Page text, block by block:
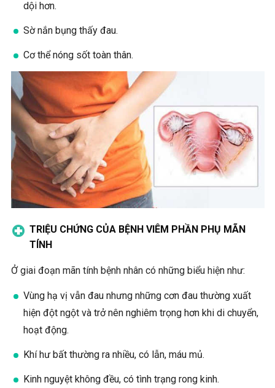
dội hơn.
Sờ nắn bụng thấy đau.
Cơ thể nóng sốt toàn thân.
TRIỆU CHỨNG CỦA BỆNH VIÊM PHẦN PHỤ MÃN
TÍNH
Ở giai đoạn mãn tính bệnh nhân có những biểu hiện như:
Vùng hạ vị vẫn đau nhưng những cơn đau thường xuất
hiện đột ngột và trở nên nghiêm trọng hơn khi di chuyển,
hoạt động.
Khí hư bất thường ra nhiều, có lẫn, máu mủ.
Kinh nguyệt không đều, có tình trạng rong kinh.